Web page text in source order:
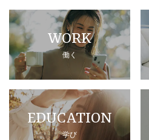
WORK
働く
EDUCATION
学び